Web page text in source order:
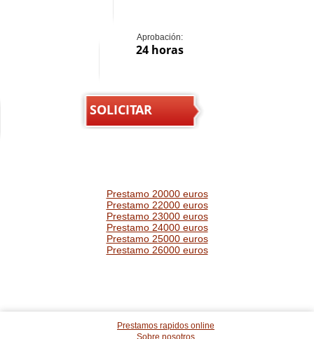
Aprobación:
24 horas
SOLICITAR
Prestamo 20000 euros
Prestamo 22000 euros
Prestamo 23000 euros
Prestamo 24000 euros
Prestamo 25000 euros
Prestamo 26000 euros
Prestamos rapidos online
Sobre nosotros